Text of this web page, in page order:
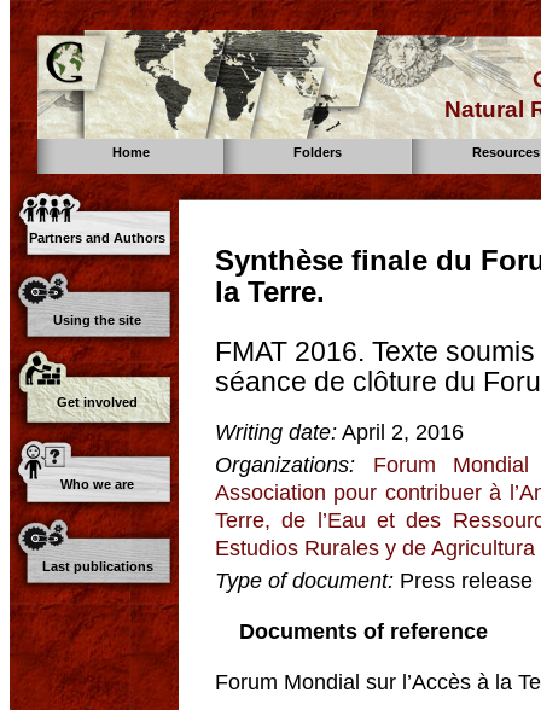
Natural
Home Folders Resources
Partners and Authors
Using the site
Get involved
Who we are
Last publications
Synthèse finale du
la Terre.
FMAT 2016. Texte
séance de clôture du
Writing date: April 2, 2016
Organizations:
Forum
Association pour contribuer à
Terre, de l’Eau et des
Estudios Rurales y de
Type of document: Press release
Documents of reference
Forum Mondial sur l’Accès à la